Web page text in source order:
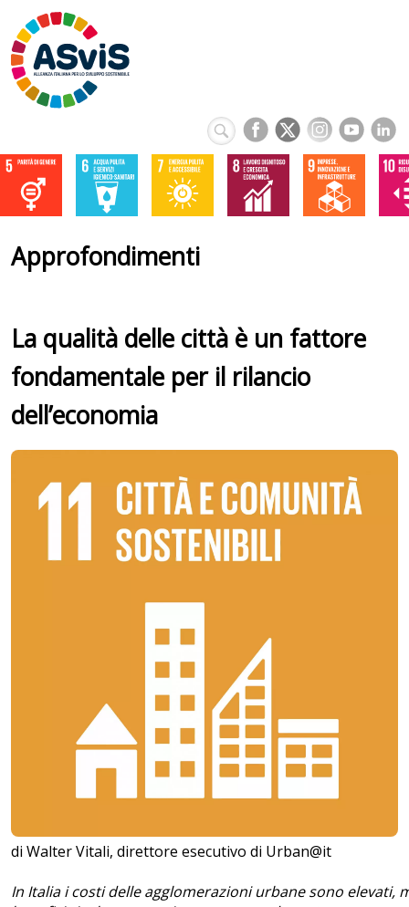
Approfondimenti
La qualità delle città è un fattore
fondamentale per il rilancio
dell’economia
di Walter Vitali, direttore esecutivo di Urban@it
In Italia i costi delle agglomerazioni urbane sono elevati,